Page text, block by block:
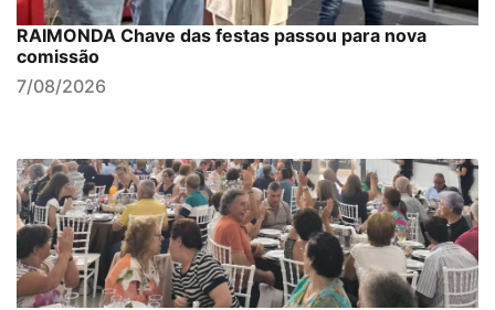
RAIMONDA Chave das festas passou para nova
comissão
7/08/2026